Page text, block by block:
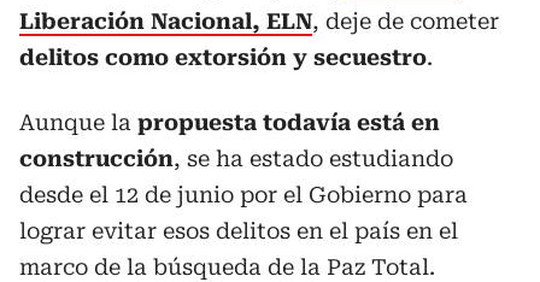
Liberación Nacional, ELN, deje de cometer
delitos como extorsión y secuestro.
Aunque la propuesta todavía está en
construcción, se ha estado estudiando
desde el 12 de junio por el Gobierno para
lograr evitar esos delitos en el país en el
marco de la búsqueda de la Paz Total.